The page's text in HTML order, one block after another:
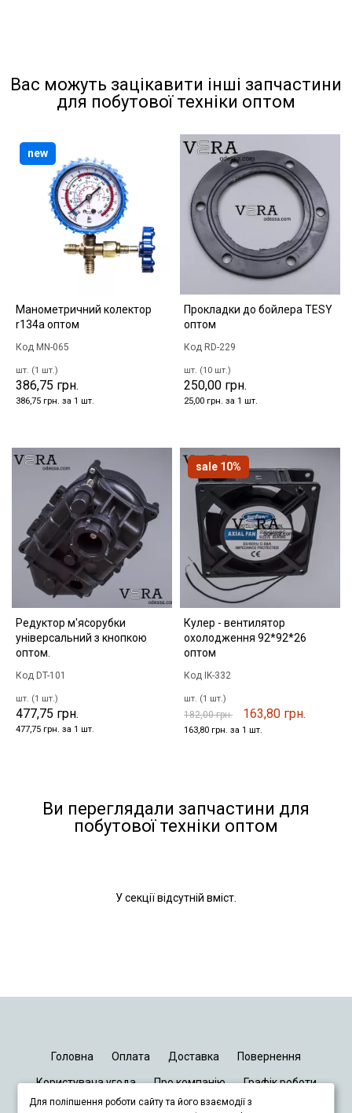
Вас можуть зацікавити інші запчастини
для побутової техніки оптом
Манометричний колектор
r134a оптом
Код MN-065
шт. (1 шт.)
386,75 грн.
386,75 грн. за 1 шт.
new
Прокладки до бойлера TESY
оптом
Код RD-229
шт. (10 шт.)
250,00 грн.
25,00 грн. за 1 шт.
Редуктор м'ясорубки
універсальний з кнопкою
оптом.
Код DT-101
шт. (1 шт.)
477,75 грн.
477,75 грн. за 1 шт.
Кулер - вентилятор
охолодження 92*92*26
оптом
Код IK-332
шт. (1 шт.)
182,00 грн. 163,80 грн.
163,80 грн. за 1 шт.
sale 10%
Ви переглядали запчастини для
побутової техніки оптом
У секції відсутній вміст.
Головна Оплата Доставка Повернення
Користувача угода Про компанію Графік роботи
Київ Дніпро Запоріжжя Львів
Для поліпшення роботи сайту та його взаємодії з